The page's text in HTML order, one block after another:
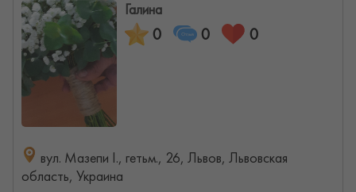
Галина
0 0 0
вул. Мазепи І., гетьм., 26, Львов, Львовская
область, Украина